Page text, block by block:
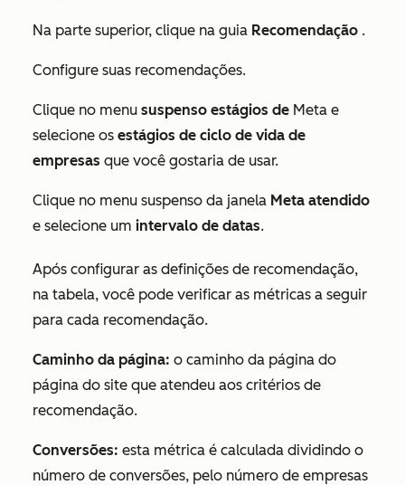
Na parte superior, clique na guia Recomendação .
Configure suas recomendações.
Clique no menu suspenso estágios de Meta e
selecione os estágios de ciclo de vida de
empresas que você gostaria de usar.
Clique no menu suspenso da janela Meta atendido
e selecione um intervalo de datas.
Após configurar as definições de recomendação,
na tabela, você pode verificar as métricas a seguir
para cada recomendação.
Caminho da página: o caminho da página do
página do site que atendeu aos critérios de
recomendação.
Conversões: esta métrica é calculada dividindo o
número de conversões, pelo número de empresas